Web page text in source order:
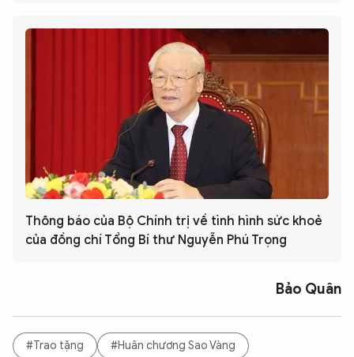
Thông báo của Bộ Chính trị về tình hình sức khoẻ
của đồng chí Tổng Bí thư Nguyễn Phú Trọng
Bảo Quân
#Trao tặng
#Huân chương Sao Vàng